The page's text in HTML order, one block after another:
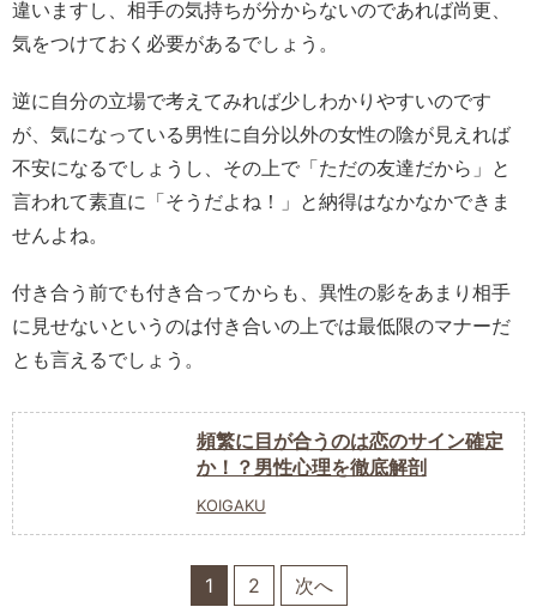
違いますし、相手の気持ちが分からないのであれば尚更、
気をつけておく必要があるでしょう。
逆に自分の立場で考えてみれば少しわかりやすいのです
が、気になっている男性に自分以外の女性の陰が見えれば
不安になるでしょうし、その上で「ただの友達だから」と
言われて素直に「そうだよね！」と納得はなかなかできま
せんよね。
付き合う前でも付き合ってからも、異性の影をあまり相手
に見せないというのは付き合いの上では最低限のマナーだ
とも言えるでしょう。
頻繁に目が合うのは恋のサイン確定
か！？男性心理を徹底解剖
KOIGAKU
1 2 次へ